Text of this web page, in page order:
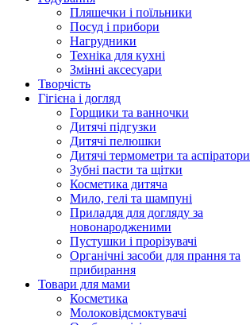
Пляшечки і поїльники
Посуд і прибори
Нагрудники
Техніка для кухні
Змінні аксесуари
Творчість
Гігієна і догляд
Горщики та ванночки
Дитячі підгузки
Дитячі пелюшки
Дитячі термометри та аспіратори
Зубні пасти та щітки
Косметика дитяча
Мило, гелі та шампуні
Приладдя для догляду за
новонародженими
Пустушки і прорізувачі
Органічні засоби для прання та
прибирання
Товари для мами
Косметика
Молоковідсмоктувачі